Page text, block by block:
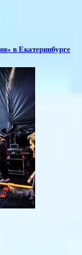
в Екатеринбурге